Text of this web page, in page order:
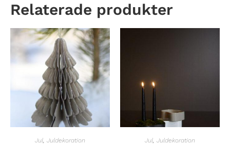
Relaterade produkter
Jul, Juldekoration Jul, Juldekoration